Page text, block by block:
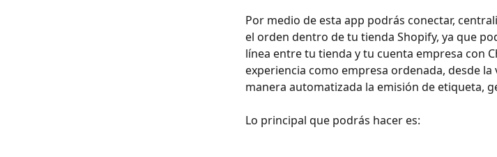
Por medio de esta app podrás conectar,
el orden dentro de tu tienda Shopify, ya que
línea entre tu tienda y tu cuenta empresa con
experiencia como empresa ordenada, desde
manera automatizada la emisión de etiqueta,
Lo principal que podrás hacer es: